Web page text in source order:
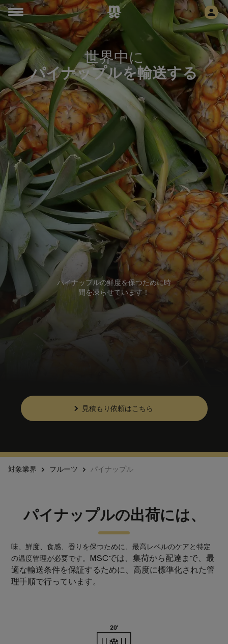
世界中に
パイナップルを輸送する
パイナップルの鮮度を保つために時
間を凍らせています！
見積もり依頼はこちら
対象業界 フルーツ パイナップル
パイナップルの出荷には、
味、鮮度、食感、香りを保つために、最高レベルのケアと特定
の温度管理が必要です。 MSCでは、集荷から配達まで、最
適な輸送条件を保証するために、高度に標準化された管
理手順で行っています。